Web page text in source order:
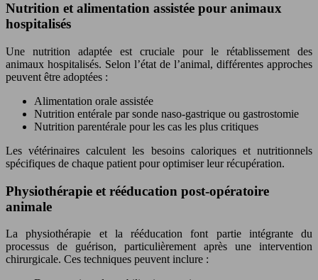
Nutrition et alimentation assistée pour animaux
hospitalisés
Une nutrition adaptée est cruciale pour le rétablissement des
animaux hospitalisés. Selon l’état de l’animal, différentes approches
peuvent être adoptées :
Alimentation orale assistée
Nutrition entérale par sonde naso-gastrique ou gastrostomie
Nutrition parentérale pour les cas les plus critiques
Les vétérinaires calculent les besoins caloriques et nutritionnels
spécifiques de chaque patient pour optimiser leur récupération.
Physiothérapie et rééducation post-opératoire
animale
La physiothérapie et la rééducation font partie intégrante du
processus de guérison, particulièrement après une intervention
chirurgicale. Ces techniques peuvent inclure :